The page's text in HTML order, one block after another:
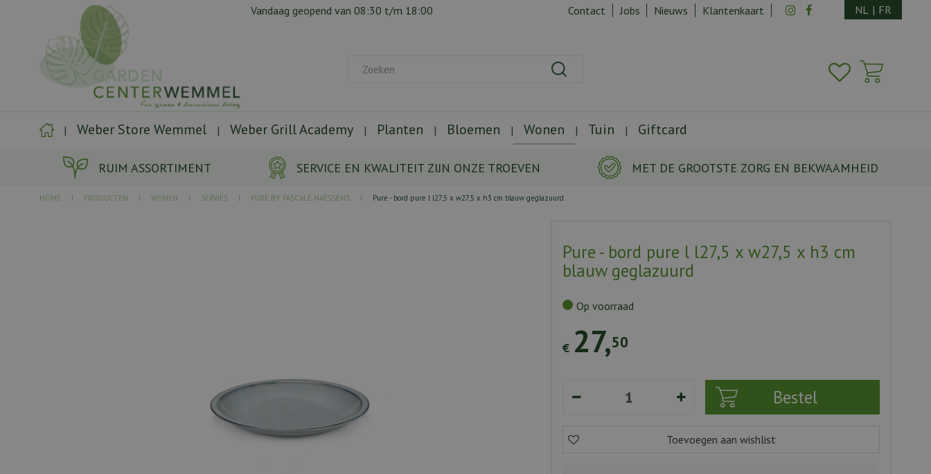
RUIM ASSORTIMENT SERVICE EN KWALITEIT ZIJN ONZE TROEVEN MET DE GROOTSTE ZORG EN BEKWAAMHEID
HOME PRODUCTEN WONEN SERVIES PURE BY PASCALE NAESSENS Pure - bord pure l l27,5 x w27,5 x h3 cm blauw geglazuurd
Vandaag geopend van 08:30 t/m 18:00 Contact Jobs Nieuws Klantenkaart NL | FR
Weber Store Wemmel Weber Grill Academy Planten Bloemen Wonen Tuin Giftcard
Pure - bord pure l l27,5 x w27,5 x h3 cm
blauw geglazuurd
€ 27,50
Op voorraad